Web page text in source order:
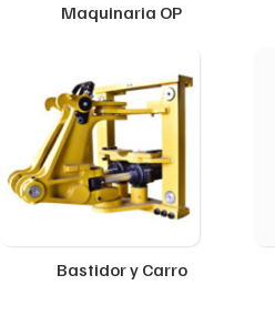
Maquinaria OP
Bastidor y Carro